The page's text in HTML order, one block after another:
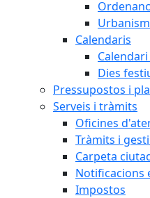
Calendaris
Dies
Pressupostos i
Serveis i tràmits
Oficines
Tràmits i
Carpeta
Notificacions
Impostos